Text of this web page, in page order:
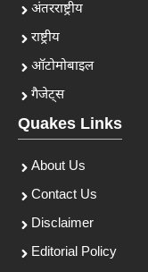
अंतरराष्ट्रीय
राष्ट्रीय
ऑटोमोबाइल
गैजेट्स
Quakes Links
About Us
Contact Us
Disclaimer
Editorial Policy